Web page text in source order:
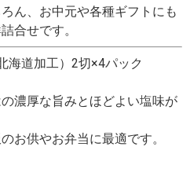
ん、お中元や各種ギフトにも
合せです。
海道加工）2切×4パック
濃厚な旨みとほどよい塩味が
お供やお弁当に最適です。